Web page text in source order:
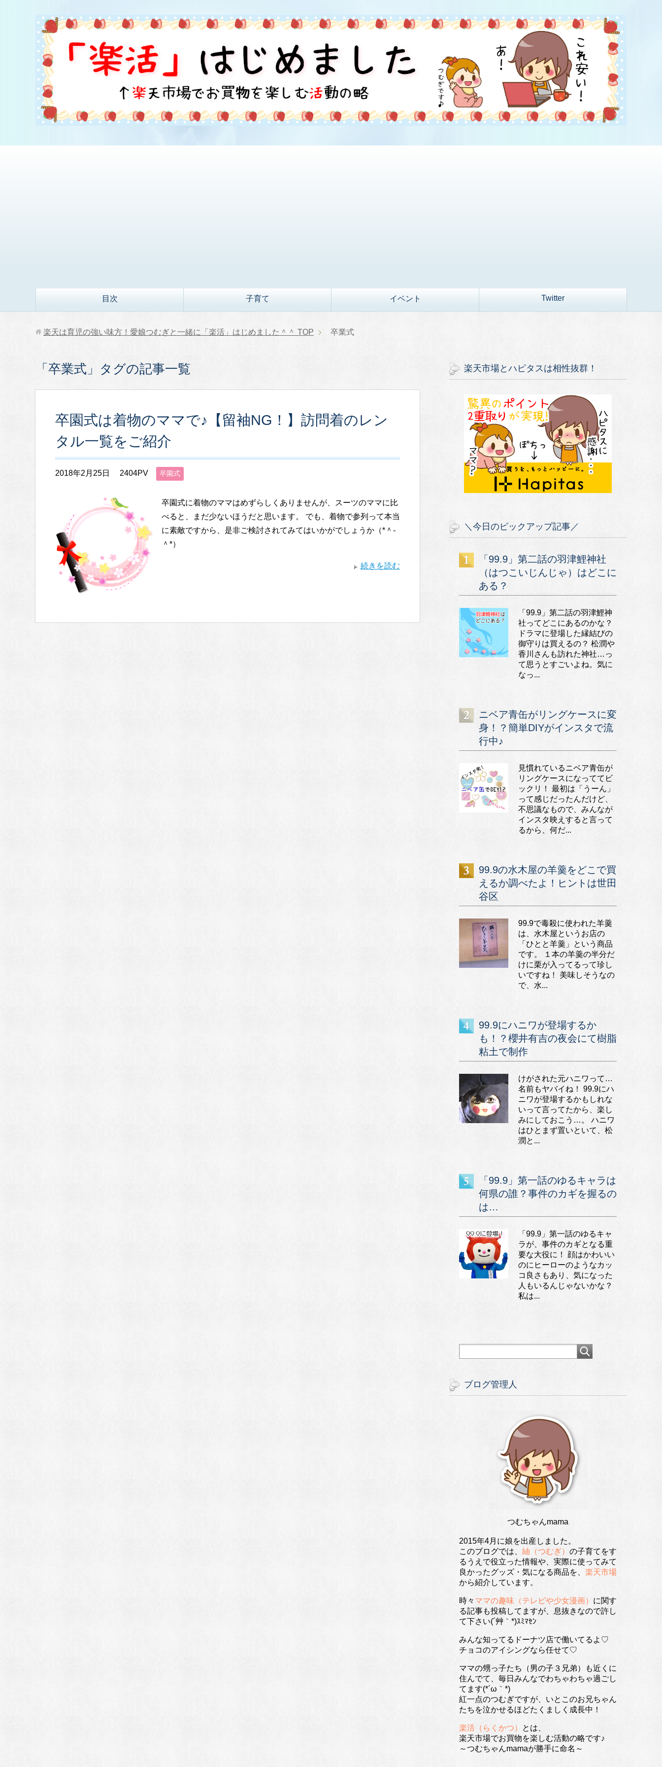
目次 子育て イベント Twitter
楽天は育児の強い味方！愛娘つむぎと一緒に「楽活」はじめました＾＾ TOP 卒業式
「卒業式」タグの記事一覧
卒園式は着物のママで♪【留袖NG！】訪問着のレン
タル一覧をご紹介
2018年2月25日 2404PV 卒園式
卒園式に着物のママはめずらしくありませんが、スーツのママに比
べると、まだ少ないほうだと思います。 でも、着物で参列って本当
に素敵ですから、是非ご検討されてみてはいかがでしょうか（*＾-
＾*）
続きを読む
楽天市場とハピタスは相性抜群！
＼今日のピックアップ記事／
「99.9」第二話の羽津鯉神社
（はつこいじんじゃ）はどこに
ある？
「99.9」第二話の羽津鯉神
社ってどこにあるのかな？
ドラマに登場した縁結びの
御守りは買えるの？ 松潤や
香川さんも訪れた神社…っ
て思うとすごいよね。気に
なっ...
ニベア青缶がリングケースに変
身！？簡単DIYがインスタで流
行中♪
見慣れているニベア青缶が
リングケースになっててビ
ックリ！ 最初は「うーん」
って感じだったんだけど、
不思議なもので、みんなが
インスタ映えすると言って
るから、何だ...
99.9の水木屋の羊羹をどこで買
えるか調べたよ！ヒントは世田
谷区
99.9で毒殺に使われた羊羹
は、水木屋というお店の
「ひとと羊羹」という商品
です。 １本の羊羹の半分だ
けに栗が入ってるって珍し
いですね！ 美味しそうなの
で、水...
99.9にハニワが登場するか
も！？櫻井有吉の夜会にて樹脂
粘土で制作
けがされた元ハニワって…
名前もヤバイね！ 99.9にハ
ニワが登場するかもしれな
いって言ってたから、楽し
みにしておこう…。 ハニワ
はひとまず置いといて、松
潤と...
「99.9」第一話のゆるキャラは
何県の誰？事件のカギを握るの
は…
「99.9」第一話のゆるキャ
ラが、事件のカギとなる重
要な大役に！ 顔はかわいい
のにヒーローのようなカッ
コ良さもあり、気になった
人もいるんじゃないかな？
私は...
ブログ管理人
つむちゃんmama
2015年4月に娘を出産しました。
このブログでは、 紬（つむぎ） の子育てをす
るうえで役立った情報や、実際に使ってみて
良かったグッズ・気になる商品を、 楽天市場
から紹介しています。
時々 ママの趣味（テレビや少女漫画） に関す
る記事も投稿してますが、息抜きなので許し
て下さい(´艸｀*)ｽﾐﾏｾﾝ
みんな知ってるドーナツ店で働いてるよ♡
チョコのアイシングなら任せて♡
ママの甥っ子たち（男の子３兄弟）も近くに
住んでて、毎日みんなでわちゃわちゃ過ごし
てます(*´ω｀*)
紅一点のつむぎですが、いとこのお兄ちゃん
たちを泣かせるほどたくましく成長中！
楽活（らくかつ）
とは、
楽天市場でお買物を楽しむ活動の略です♪
～つむちゃんmamaが勝手に命名～